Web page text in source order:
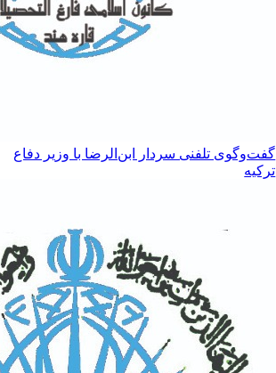
گفت‌وگوی تلفنی سردار ابن‌الرضا با وزیر دفاع
ترکیه